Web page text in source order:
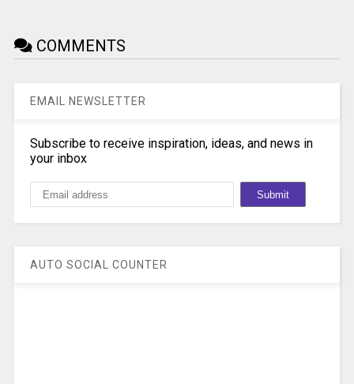
COMMENTS
EMAIL NEWSLETTER
Subscribe to receive inspiration, ideas, and news in
your inbox
AUTO SOCIAL COUNTER